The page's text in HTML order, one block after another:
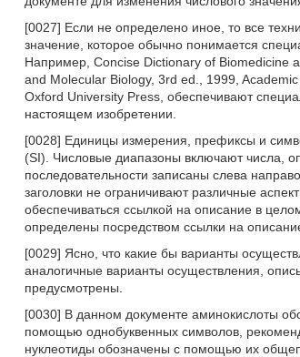
[0027] Если не определено иное, то все
значение, которое обычно понимается
Например, Concise Dictionary of Biomedicine
and Molecular Biology, 3rd ed., 1999,
Oxford University Press, обеспечивают
настоящем изобретении.
[0028] Единицы измерения, префиксы и
(SI). Числовые диапазоны включают числа,
последовательности записаны слева
заголовки не ограничивают различные
обеспечиваться ссылкой на описание в
определены посредством ссылки на
[0029] Ясно, что какие бы варианты
аналогичные варианты осуществления,
предусмотрены.
[0030] В данном документе аминокислоты
помощью однобуквенных символов,
нуклеотиды обозначены с помощью их